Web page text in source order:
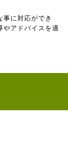
事に対応ができ
やアドバイスを適